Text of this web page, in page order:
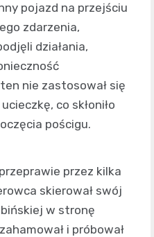
pojazd na przejściu
zdarzenia,
działania,
nie zastosował się
co skłoniło
pościgu.
przez kilka
skierował swój
w stronę
i próbował